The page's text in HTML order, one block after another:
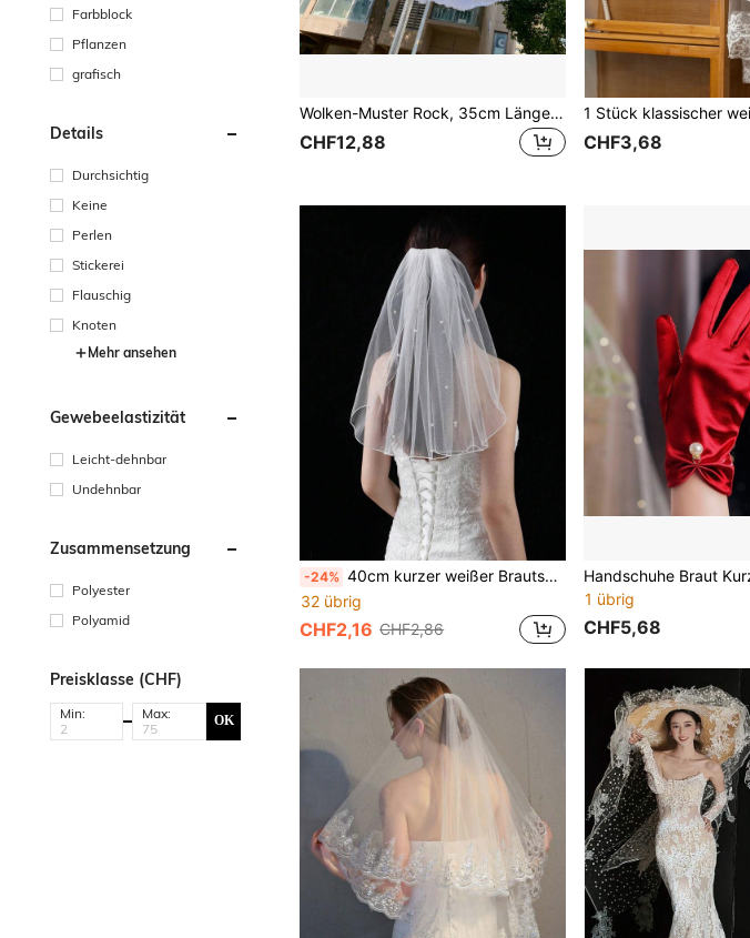
Farbblock
Pflanzen
grafisch
Details
Durchsichtig
Keine
Perlen
Stickerei
Flauschig
Knoten
Mehr ansehen
Gewebeelastizität
Leicht-dehnbar
Undehnbar
Zusammensetzung
Polyester
Polyamid
Preisklasse (CHF)
Min: Max: OK
Wolken-Muster Rock, 35cm Länge, weiches Tüllmaterial, Unterrock, bauschiger Rock
CHF12,88 CHF3,68
-24% 40cm kurzer weißer Brautschleier mit Perlen, Damen Party, Fotoshooting, Junggesellinnenabschied, Standesamt, Vintage minimalistischer eleganter Kopfschmuck
32 übrig
CHF2,16 CHF2,86
1 übrig
CHF5,68